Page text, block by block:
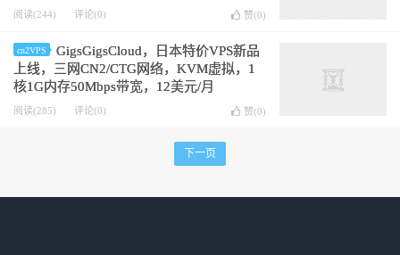
10Gbps带宽
阅读(244) 评论(0) 赞(0)
cn2VPS
GigsGigsCloud，日本特价VPS新品
上线，三网CN2/CTG网络，KVM虚拟，1
核1G内存50Mbps带宽，12美元/月
阅读(285) 评论(0) 赞(0)
下一页